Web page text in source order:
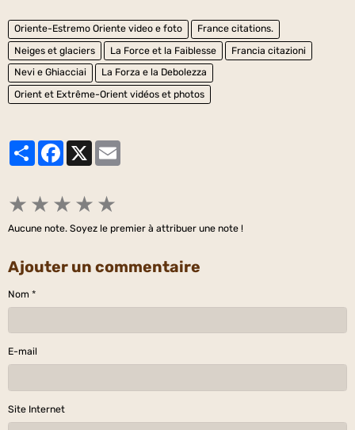
Oriente-Estremo Oriente video e foto
France citations.
Neiges et glaciers
La Force et la Faiblesse
Francia citazioni
Nevi e Ghiacciai
La Forza e la Debolezza
Orient et Extrême-Orient vidéos et photos
PartagerFacebook
X
★ ★ ★ ★ ★
Aucune note. Soyez le premier à attribuer une note !
Ajouter un commentaire
Nom
E-mail
Site Internet